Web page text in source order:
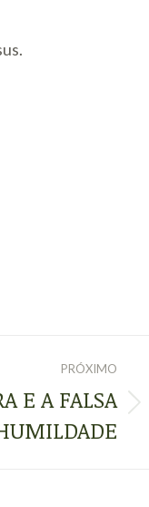
PRÓXIMO
E A FALSA